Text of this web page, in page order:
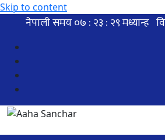
Skip to content